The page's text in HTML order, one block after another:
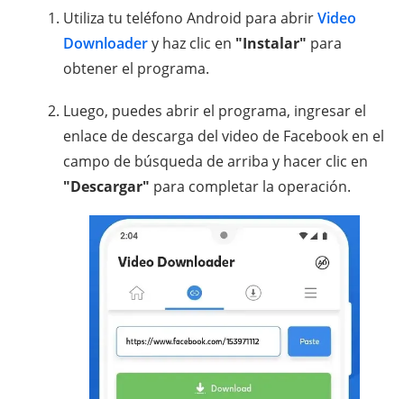
Utiliza tu teléfono Android para abrirVideo
Downloadery haz clic en "Instalar" para
obtener el programa.
Luego, puedes abrir el programa, ingresar el
enlace de descarga del video de Facebook en el
campo de búsqueda de arriba y hacer clic en
"Descargar" para completar la operación.